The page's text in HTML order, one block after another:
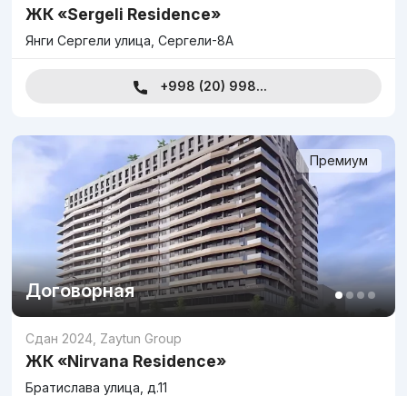
ЖК «Sergeli Residence»
Янги Сергели улица, Сергели-8А
+998 (20) 998...
Премиум
Договорная
Сдан 2024 Zaytun Group
ЖК «Nirvana Residence»
Братислава улица, д.11